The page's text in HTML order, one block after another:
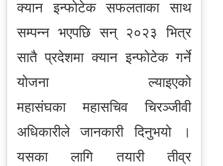
क्यान इन्फोटेक सफलताका साथ
सम्पन्न भएपछि सन् २०२३ भित्र
सातै प्रदेशमा क्यान इन्फोटेक गर्ने
योजना ल्याइएको
महासंघकामहासचिव चिरञ्जीवी
अधिकारीलेजानकारी दिनुभयो ।
यसका लागि तयारी तीव्र